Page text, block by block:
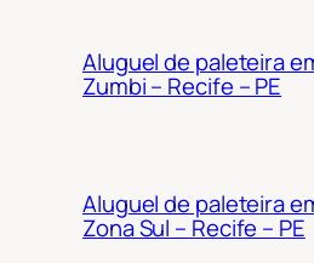
Aluguel de paleteira
Zumbi – Recife – PE
Aluguel de paleteira
Zona Sul – Recife – PE